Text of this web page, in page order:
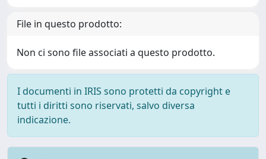
File in questo prodotto:
Non ci sono file associati a questo prodotto.
I documenti in IRIS sono protetti da copyright e
tutti i diritti sono riservati, salvo diversa
indicazione.